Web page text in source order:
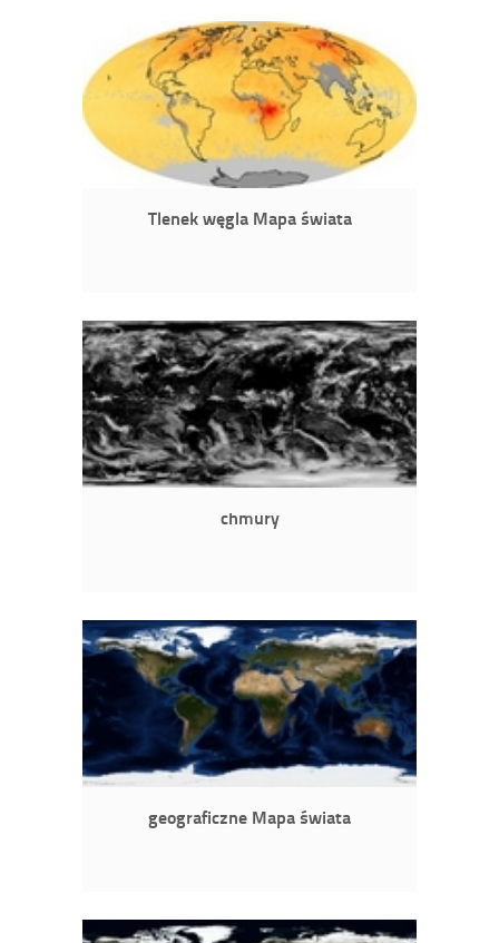
Tlenek węgla Mapa świata
chmury
geograficzne Mapa świata